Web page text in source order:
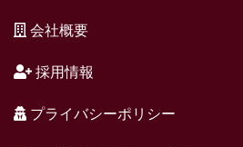
会社概要
採用情報
プライバシーポリシー